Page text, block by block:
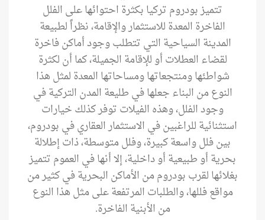
تتميز بودروم تركيا بكثرة احتوائها على الفلل
الفاخرة المعدة للاستثمار والإقامة، نظراً لطبيعة
المدينة السياحية التي تتطلب وجود أماكن فاخرة
لقضاء العطلات أو للإقامة الجميلة، كما أن لكثرة
شواطئها ومنتجعاتها ومساحاتها المعدة لمثل هذا
النوع من البناء جعلها في طليعة المدن التركية في
وجود الفلل، وهذه الفيلات توفر كذلك خيارات
استثنائية للراغبين في الاستثمار العقاري في بودروم،
بين فلل واسعة كبيرة، وفلل متوسطة، ذات إطلالة
بحرية أو طبيعية أو داخلية، إلا أنها في العموم تتميز
بغلائها لقرب بودروم من الأماكن البحرية في كثير من
مواقع فللها، والطلبات المرتفعة على مثل هذا النوع
من الأبنية الفاخرة.